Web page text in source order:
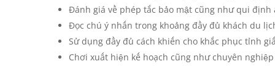
Đánh giá về phép tắc bảo mật cũng như qui định
Đọc chú ý nhấn trong khoảng đầy đủ khách du
Sử dụng đầy đủ cách khiến cho khắc phục tỉnh
Chơi xuất hiện kế hoạch cũng như chuyên